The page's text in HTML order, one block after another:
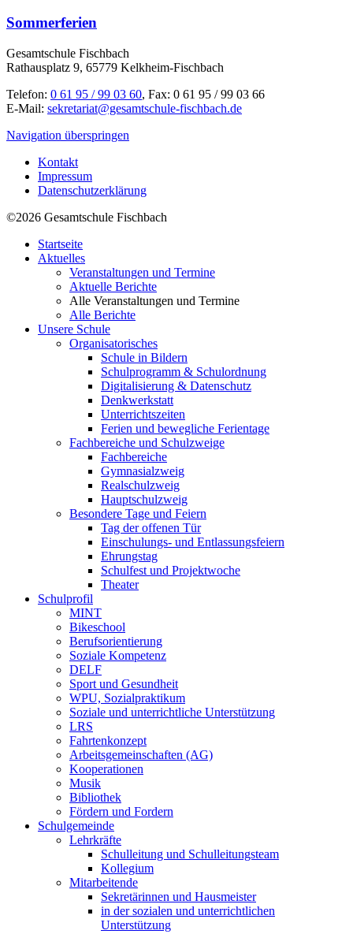
Sommerferien
Gesamtschule Fischbach
Rathausplatz 9, 65779 Kelkheim-Fischbach
Telefon: 0 61 95 / 99 03 60, Fax: 0 61 95 / 99 03 66
E-Mail: sekretariat@gesamtschule-fischbach.de
Navigation überspringen
Kontakt
Impressum
Datenschutzerklärung
©2026 Gesamtschule Fischbach
Startseite
Aktuelles
Veranstaltungen und Termine
Aktuelle Berichte
Alle Veranstaltungen und Termine
Alle Berichte
Unsere Schule
Organisatorisches
Schule in Bildern
Schulprogramm & Schulordnung
Digitalisierung & Datenschutz
Denkwerkstatt
Unterrichtszeiten
Ferien und bewegliche Ferientage
Fachbereiche und Schulzweige
Fachbereiche
Gymnasialzweig
Realschulzweig
Hauptschulzweig
Besondere Tage und Feiern
Tag der offenen Tür
Einschulungs- und Entlassungsfeiern
Ehrungstag
Schulfest und Projektwoche
Theater
Schulprofil
MINT
Bikeschool
Berufsorientierung
Soziale Kompetenz
DELF
Sport und Gesundheit
WPU, Sozialpraktikum
Soziale und unterrichtliche Unterstützung
LRS
Fahrtenkonzept
Arbeitsgemeinschaften (AG)
Kooperationen
Musik
Bibliothek
Fördern und Fordern
Schulgemeinde
Lehrkräfte
Schulleitung und Schulleitungsteam
Kollegium
Mitarbeitende
Sekretärinnen und Hausmeister
in der sozialen und unterrichtlichen
Unterstützung